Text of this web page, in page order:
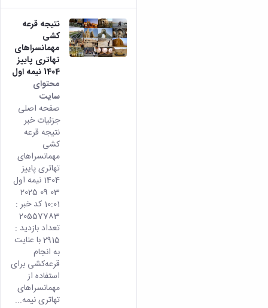
نتیجه قرعه
کشی
مهمانسراهای
تهاتری پاییز
1404 نیمه اول
محتوای
سایت
صفحه اصلی
جزئیات خبر
نتیجه قرعه
کشی
مهمانسراهای
تهاتری پاییز
1404 نیمه اول
03 09 2025
10:01 کد خبر :
20557783
تعداد بازدید :
2915 با عنایت
به انجام
قرعه‌کشی برای
استفاده از
مهمانسراهای
تهاتری نیمه...